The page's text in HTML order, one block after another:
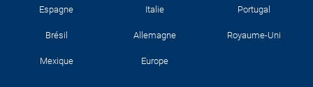
Espagne Italie Portugal
Brésil Allemagne Royaume-Uni
Mexique Europe